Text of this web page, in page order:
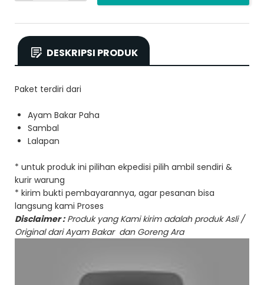
DESKRIPSI PRODUK
Paket terdiri dari
Ayam Bakar Paha
Sambal
Lalapan
* untuk produk ini pilihan ekpedisi pilih ambil sendiri &
kurir warung
* kirim bukti pembayarannya, agar pesanan bisa
langsung kami Proses
Disclaimer :Produk yang Kami kirim adalah produk Asli /
Original dari Ayam Bakar dan Goreng Ara